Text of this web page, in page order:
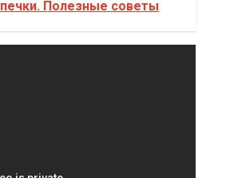
Полезные советы